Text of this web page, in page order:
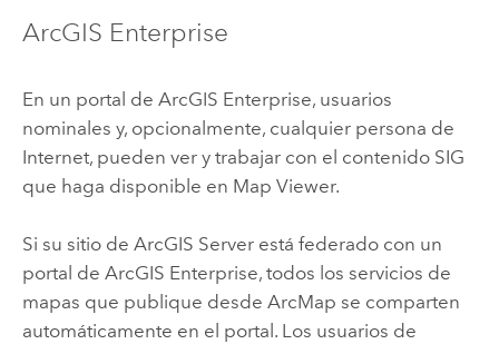
ArcGIS Enterprise
En un portal de ArcGIS Enterprise, usuarios
nominales y, opcionalmente, cualquier persona de
Internet, pueden ver y trabajar con el contenido SIG
que haga disponible en Map Viewer.
Si su sitio de ArcGIS Serverestá federado con un
portal de ArcGIS Enterprise, todos los servicios de
mapas que publique desde ArcMap se comparten
automáticamente en el portal. Los usuarios de